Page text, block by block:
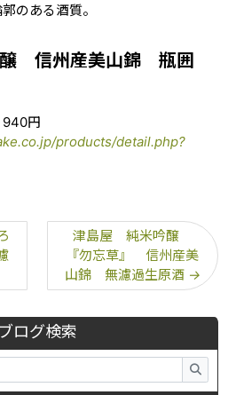
ブログ検索
のある酒質。
信州産美山錦 瓶囲
円
products/detail.php?
津島屋 純米吟醸
『勿忘草』 信州産美
山錦 無濾過生原酒 →